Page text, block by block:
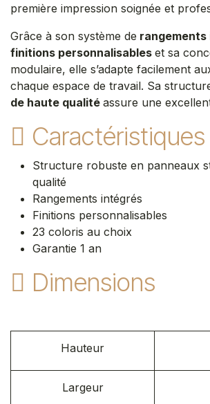
première impression soignée et
Grâce à son système de
finitions personnalisables et sa
modulaire, elle s’adapte facilement
chaque espace de travail. Sa
de haute qualité assure une
Caractéristiques
Structure robuste en panneaux
qualité
Rangements intégrés
Finitions personnalisables
23 coloris au choix
Garantie 1 an
Dimensions
Hauteur
Largeur